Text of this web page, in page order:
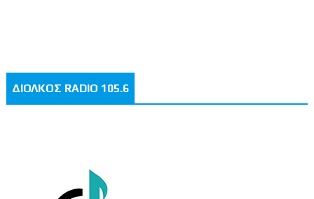
ΔΙΟΛΚΟΣ RADIO 105.6